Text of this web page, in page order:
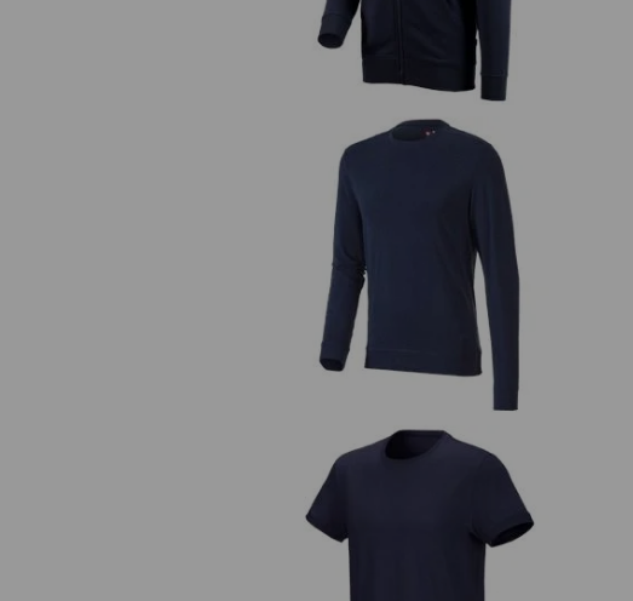
e.s. Longsleeve cotton stretch
e.s. T-shirt cotton stretch